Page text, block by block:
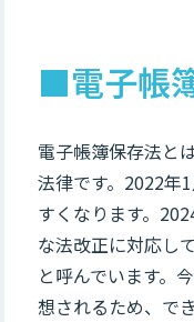
■電子帳
電子帳簿保存法と
法律です。2022年
すくなります。
な法改正に対応し
と呼んでいます。
想されるため、で